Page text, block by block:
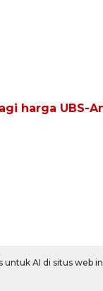
harga UBS-
AI di situs web